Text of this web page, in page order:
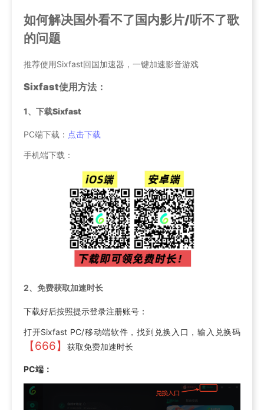
如何解决国外看不了国内影片/听不了歌
的问题
推荐使用Sixfast回国加速器，一键加速影音游戏
Sixfast使用方法：
1、 下载Sixfast
PC端下载： 点击下载
手机端下载：
2、 免费获取加速时长
下载好后按照提示登录注册账号：
打开Sixfast PC/移动端软件，找到兑换入口，输入兑换码
【666】 获取免费加速时长
PC端：